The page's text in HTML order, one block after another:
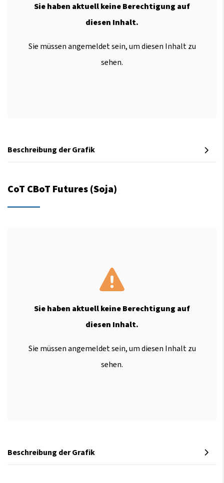
Sie haben aktuell keine Berechtigung auf
diesen Inhalt.
Sie müssen angemeldet sein, um diesen Inhalt zu
sehen.
Beschreibung der Grafik
CoT CBoT Futures (Soja)
Sie haben aktuell keine Berechtigung auf
diesen Inhalt.
Sie müssen angemeldet sein, um diesen Inhalt zu
sehen.
Beschreibung der Grafik